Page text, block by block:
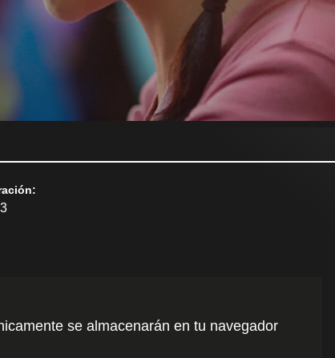
:
se almacenarán en tu navegador